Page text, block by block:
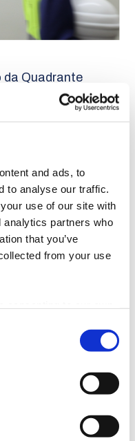
and ads, to
to analyse our traffic.
use of our site with
analytics partners who
that you’ve
from your use
in accordance
da Quadrante